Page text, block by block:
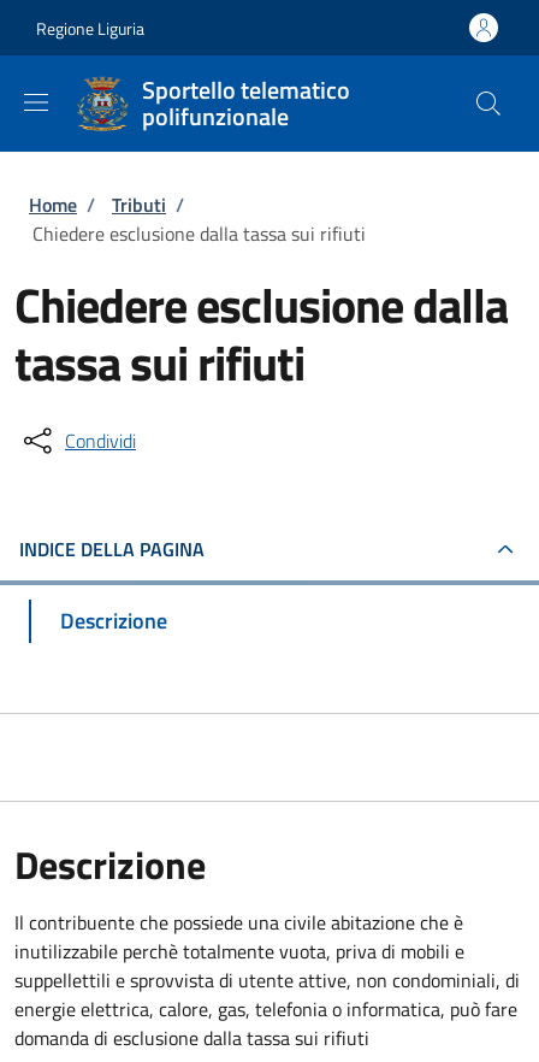
Regione Liguria
Sportello telematico
polifunzionale
Briciole di pane
Home / Tributi /
Chiedere esclusione dalla tassa sui rifiuti
Chiedere esclusione dalla
tassa sui rifiuti
Condividi
INDICE DELLA PAGINA
Descrizione
Descrizione
Il contribuente che possiede una civile abitazione che è
inutilizzabile perchè totalmente vuota, priva di mobili e
suppellettili e sprovvista di utente attive, non condominiali, di
energie elettrica, calore, gas, telefonia o informatica, può fare
domanda di esclusione dalla tassa sui rifiuti